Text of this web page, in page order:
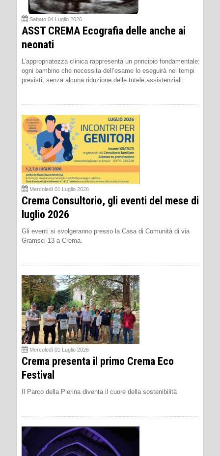
Sabato 04 Luglio 2026
ASST CREMA Ecografia delle anche ai
neonati
L’appropriatezza clinica rappresenta un principio fondamentale:
ogni bambino che necessita dell’esame lo eseguirà nei tempi
previsti, senza alcuna riduzione delle tutele assistenziali.
Mercoledì 01 Luglio 2026
Crema Consultorio, gli eventi del mese di
luglio 2026
Gli eventi si svolgeranno presso la Casa di Comunità di via
Gramsci 13 a Crema.
Mercoledì 01 Luglio 2026
Crema presenta il primo Crema Eco
Festival
Il Parco della Pierina diventa il cuore della sostenibilità